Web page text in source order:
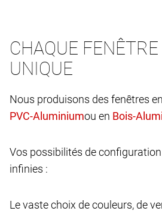
CHAQUE
UNIQUE
Nous produisons des fenêtres en
ou en
Vos possibilités de
infinies :
Le vaste choix de couleurs, de